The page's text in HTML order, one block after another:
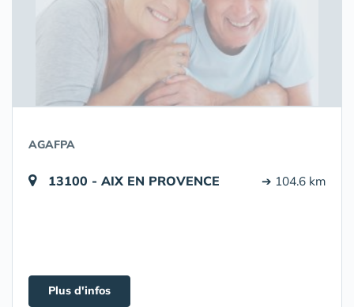
AGAFPA
13100 - AIX EN PROVENCE ➔ 104.6 km
Plus d'infos